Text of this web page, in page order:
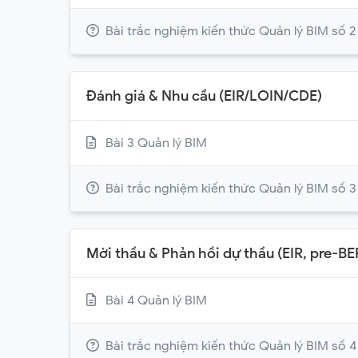
Bài trắc nghiệm kiến thức Quản lý BIM số 2
Đánh giá & Nhu cầu (EIR/LOIN/CDE)
Bài 3 Quản lý BIM
Bài trắc nghiệm kiến thức Quản lý BIM số 3
Mời thầu & Phản hồi dự thầu (EIR, pre-
Bài 4 Quản lý BIM
Bài trắc nghiệm kiến thức Quản lý BIM số 4